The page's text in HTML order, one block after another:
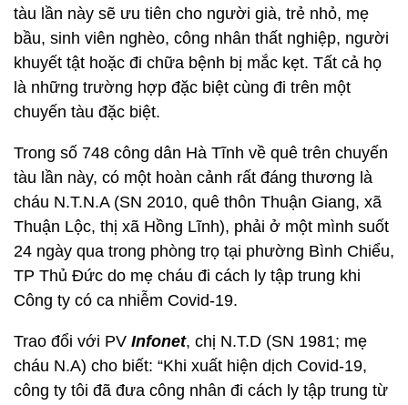
tàu lần này sẽ ưu tiên cho người già, trẻ nhỏ, mẹ
bầu, sinh viên nghèo, công nhân thất nghiệp, người
khuyết tật hoặc đi chữa bệnh bị mắc kẹt. Tất cả họ
là những trường hợp đặc biệt cùng đi trên một
chuyến tàu đặc biệt.
Trong số 748 công dân Hà Tĩnh về quê trên chuyến
tàu lần này, có một hoàn cảnh rất đáng thương là
cháu N.T.N.A (SN 2010, quê thôn Thuận Giang, xã
Thuận Lộc, thị xã Hồng Lĩnh), phải ở một mình suốt
24 ngày qua trong phòng trọ tại phường Bình Chiểu,
TP Thủ Đức do mẹ cháu đi cách ly tập trung khi
Công ty có ca nhiễm Covid-19.
Trao đổi với PV Infonet, chị N.T.D (SN 1981; mẹ
cháu N.A) cho biết: “Khi xuất hiện dịch Covid-19,
công ty tôi đã đưa công nhân đi cách ly tập trung từ